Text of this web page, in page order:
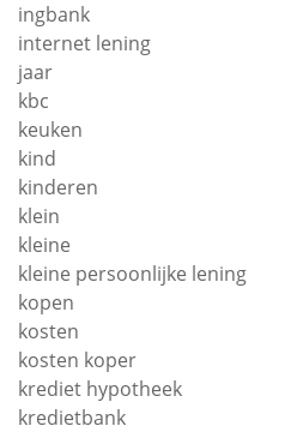
ingbank
internet lening
jaar
kbc
keuken
kind
kinderen
klein
kleine
kleine persoonlijke lening
kopen
kosten
kosten koper
krediet hypotheek
kredietbank